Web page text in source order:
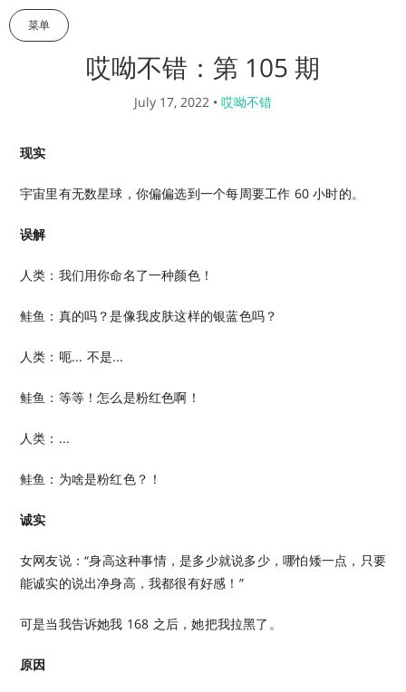
菜单
哎呦不错：第 105 期
July 17, 2022 • 哎呦不错
现实
宇宙里有无数星球，你偏偏选到一个每周要工作 60 小时的。
误解
人类：我们用你命名了一种颜色！
鲑鱼：真的吗？是像我皮肤这样的银蓝色吗？
人类：呃... 不是...
鲑鱼：等等！怎么是粉红色啊！
人类：...
鲑鱼：为啥是粉红色？！
诚实
女网友说：“身高这种事情，是多少就说多少，哪怕矮一点，只要
能诚实的说出净身高，我都很有好感！”
可是当我告诉她我 168 之后，她把我拉黑了。
原因